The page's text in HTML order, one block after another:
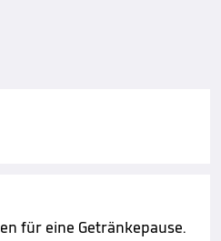
für eine Getränkepause.